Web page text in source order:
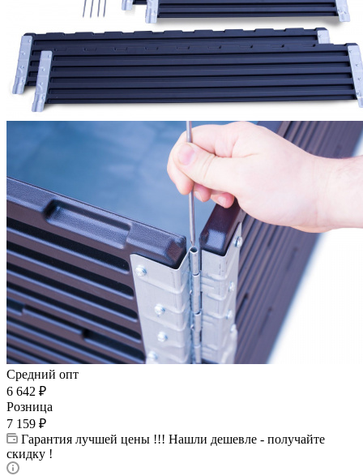
Средний опт
6 642 ₽
Розница
7 159 ₽
Гарантия лучшей цены !!! Нашли дешевле - получайте
скидку !